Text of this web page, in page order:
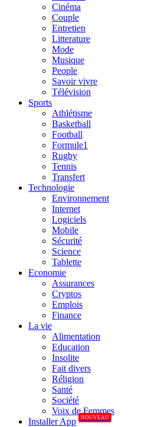
Cinéma
Couple
Entretien
Litterature
Mode
Musique
People
Savoir vivre
Télévision
Sports
Athlétisme
Basketball
Football
Formule1
Rugby
Tennis
Transfert
Technologie
Environnement
Internet
Logiciels
Mobile
Sécurité
Science
Tablette
Economie
Assurances
Cryptos
Emplois
Finance
La vie
Alimentation
Education
Insolite
Fait divers
Réligion
Santé
Société
Voix de Femmes
Installer App
NOUVEAU